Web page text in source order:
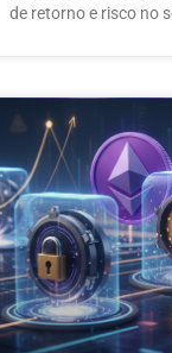
de retorno e risco no